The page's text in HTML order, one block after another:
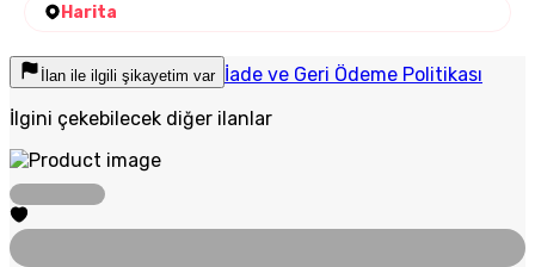
Harita
İlan ile ilgili şikayetim var İade ve Geri Ödeme Politikası
İlgini çekebilecek diğer ilanlar